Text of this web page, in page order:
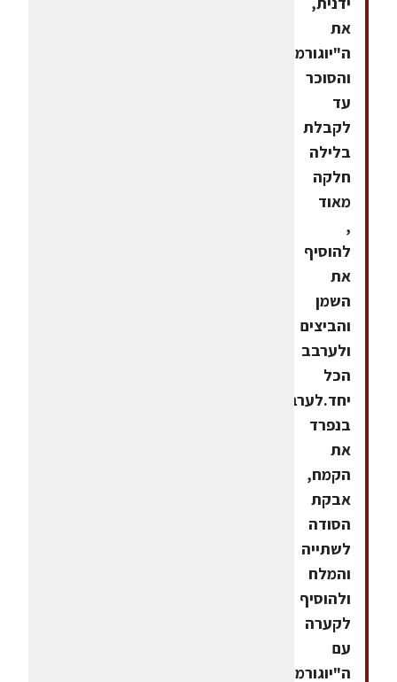
את
ה"יוגורמה"
והסוכר
עד
לקבלת
בלילה
חלקה
מאוד
,
להוסיף
את
השמן
והביצים
ולערבב
הכל
יחד.לערבב
בנפרד
את
הקמח,
אבקת
הסודה
לשתייה
והמלח
ולהוסיף
לקערה
עם
ה"יוגורמה"